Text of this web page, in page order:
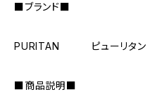
■ブランド■
PURITAN ピューリタン
■商品説明■